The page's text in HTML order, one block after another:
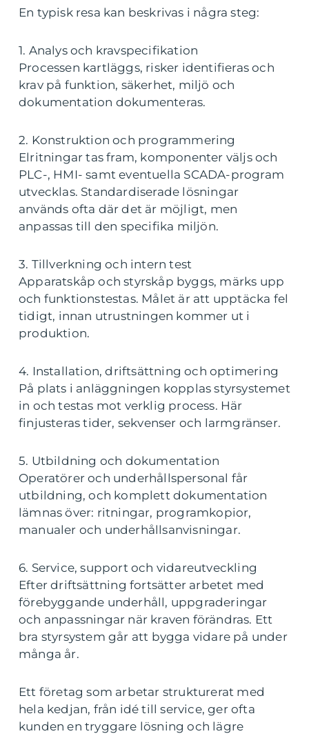
En typisk resa kan beskrivas i några steg:
1. Analys och kravspecifikation
Processen kartläggs, risker identifieras och
krav på funktion, säkerhet, miljö och
dokumentation dokumenteras.
2. Konstruktion och programmering
Elritningar tas fram, komponenter väljs och
PLC-, HMI- samt eventuella SCADA-program
utvecklas. Standardiserade lösningar
används ofta där det är möjligt, men
anpassas till den specifika miljön.
3. Tillverkning och intern test
Apparatskåp och styrskåp byggs, märks upp
och funktionstestas. Målet är att upptäcka fel
tidigt, innan utrustningen kommer ut i
produktion.
4. Installation, driftsättning och optimering
På plats i anläggningen kopplas styrsystemet
in och testas mot verklig process. Här
finjusteras tider, sekvenser och larmgränser.
5. Utbildning och dokumentation
Operatörer och underhållspersonal får
utbildning, och komplett dokumentation
lämnas över: ritningar, programkopior,
manualer och underhållsanvisningar.
6. Service, support och vidareutveckling
Efter driftsättning fortsätter arbetet med
förebyggande underhåll, uppgraderingar
och anpassningar när kraven förändras. Ett
bra styrsystem går att bygga vidare på under
många år.
Ett företag som arbetar strukturerat med
hela kedjan, från idé till service, ger ofta
kunden en tryggare lösning och lägre